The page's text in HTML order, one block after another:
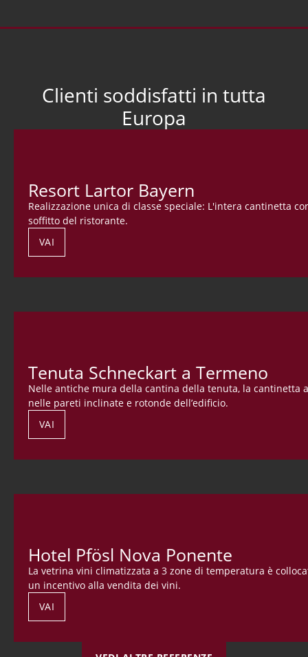
Clienti soddisfatti in tutta
Europa
Resort Lartor Bayern
Realizzazione unica di classe speciale: L'intera cantinetta
soffitto del ristorante.
VAI
Tenuta Schneckart a Termeno
Nelle antiche mura della cantina della tenuta, la cantinetta
nelle pareti inclinate e rotonde dell’edificio.
VAI
Hotel Pfösl Nova Ponente
La vetrina vini climatizzata a 3 zone di temperatura è
un incentivo alla vendita dei vini.
VAI